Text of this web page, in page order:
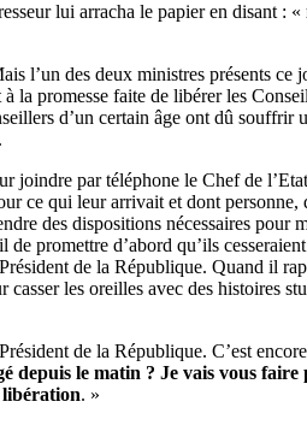
lui arracha le papier en disant : «
des deux ministres présents ce
promesse faite de libérer les
d’un certain âge ont dû
joindre par téléphone le Chef de
ce qui leur arrivait et dont
des dispositions nécessaires pour
promettre d’abord qu’ils
de la République. Quand il
les oreilles avec des histoires
de la République. C’est
depuis le matin ? Je vais vous
libération. »